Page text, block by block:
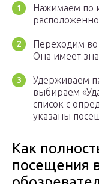
Нажимаем по
Переходим во
Она имеет
Удерживаем
выбираем
список с
указаны
Как
посещения